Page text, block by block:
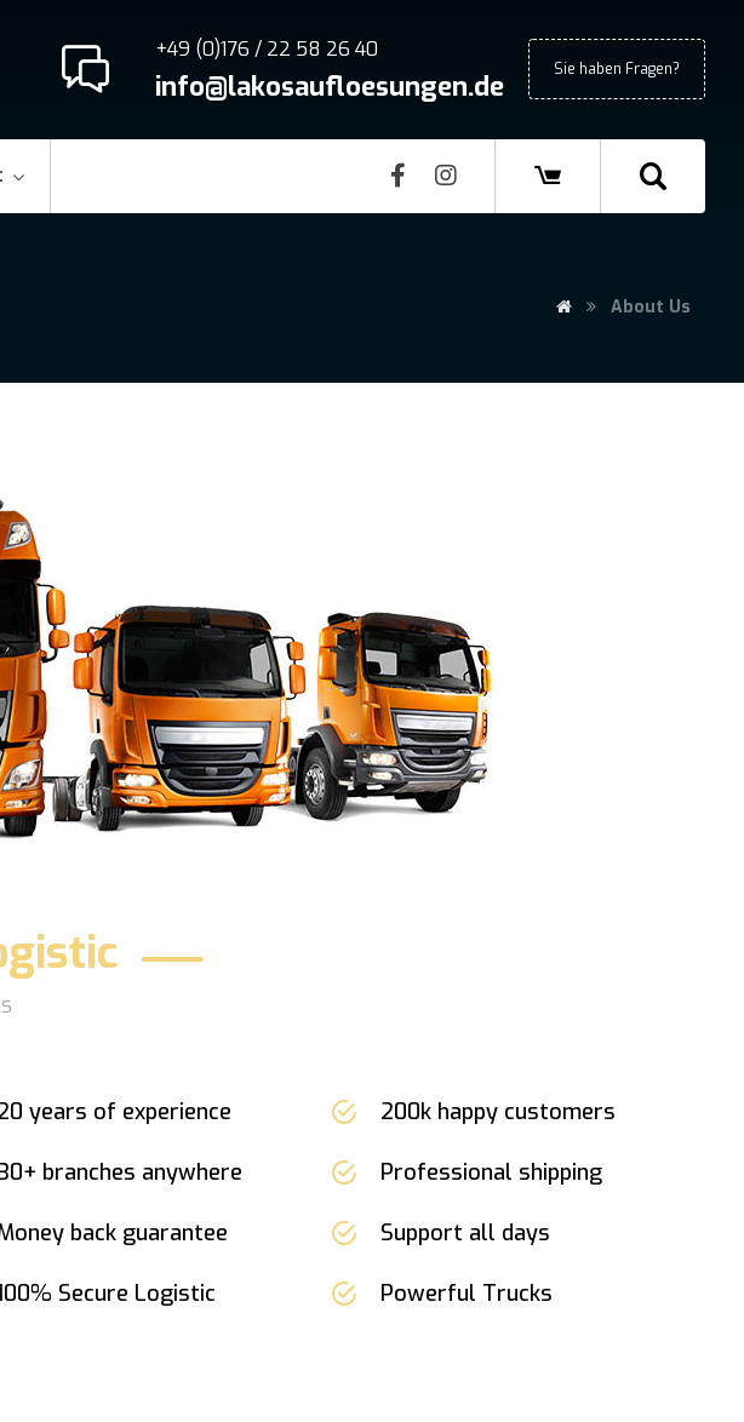
Sie haben Fragen?
+49 (0)176 / 22 58 26 40
info@lakosaufloesungen.de
About Us
years of experience 200k happy customers
branches anywhere Professional shipping
back guarantee Support all days
Secure Logistic Powerful Trucks